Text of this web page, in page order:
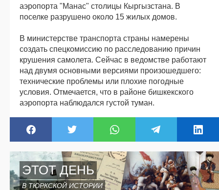
аэропорта "Манас" столицы Кыргызстана. В
поселке разрушено около 15 жилых домов.
В министерстве транспорта страны намерены
создать спецкомиссию по расследованию причин
крушения самолета. Сейчас в ведомстве работают
над двумя основными версиями произошедшего:
технические проблемы или плохие погодные
условия. Отмечается, что в районе бишкекского
аэропорта наблюдался густой туман.
ЭТОТ ДЕНЬ
В ТЮРКСКОЙ ИСТОРИИ